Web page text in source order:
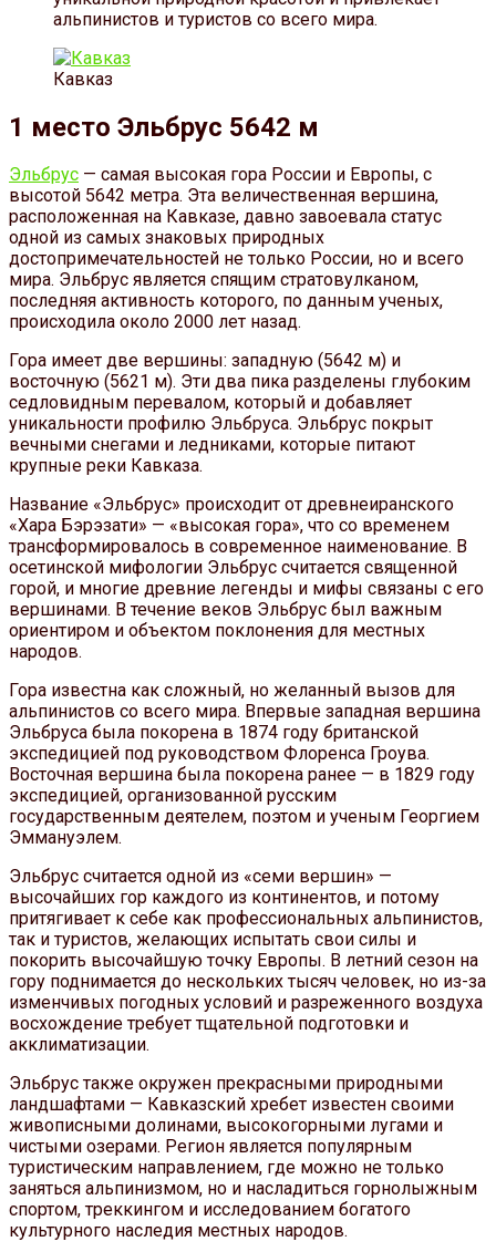
альпинистов и туристов со всего мира.
Кавказ
1 место Эльбрус 5642 м
Эльбрус — самая высокая гора России и Европы, с
высотой 5642 метра. Эта величественная вершина,
расположенная на Кавказе, давно завоевала статус
одной из самых знаковых природных
достопримечательностей не только России, но и всего
мира. Эльбрус является спящим стратовулканом,
последняя активность которого, по данным ученых,
происходила около 2000 лет назад.
Гора имеет две вершины: западную (5642 м) и
восточную (5621 м). Эти два пика разделены глубоким
седловидным перевалом, который и добавляет
уникальности профилю Эльбруса. Эльбрус покрыт
вечными снегами и ледниками, которые питают
крупные реки Кавказа.
Название «Эльбрус» происходит от древнеиранского
«Хара Бэрэзати» — «высокая гора», что со временем
трансформировалось в современное наименование. В
осетинской мифологии Эльбрус считается священной
горой, и многие древние легенды и мифы связаны с его
вершинами. В течение веков Эльбрус был важным
ориентиром и объектом поклонения для местных
народов.
Гора известна как сложный, но желанный вызов для
альпинистов со всего мира. Впервые западная вершина
Эльбруса была покорена в 1874 году британской
экспедицией под руководством Флоренса Гроува.
Восточная вершина была покорена ранее — в 1829 году
экспедицией, организованной русским
государственным деятелем, поэтом и ученым Георгием
Эммануэлем.
Эльбрус считается одной из «семи вершин» —
высочайших гор каждого из континентов, и потому
притягивает к себе как профессиональных альпинистов,
так и туристов, желающих испытать свои силы и
покорить высочайшую точку Европы. В летний сезон на
гору поднимается до нескольких тысяч человек, но из-за
изменчивых погодных условий и разреженного воздуха
восхождение требует тщательной подготовки и
акклиматизации.
Эльбрус также окружен прекрасными природными
ландшафтами — Кавказский хребет известен своими
живописными долинами, высокогорными лугами и
чистыми озерами. Регион является популярным
туристическим направлением, где можно не только
заняться альпинизмом, но и насладиться горнолыжным
спортом, треккингом и исследованием богатого
культурного наследия местных народов.